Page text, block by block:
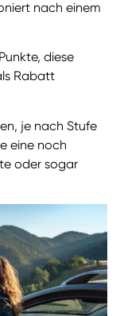
nach einem
diese
Rabatt
je nach Stufe
eine noch
oder sogar